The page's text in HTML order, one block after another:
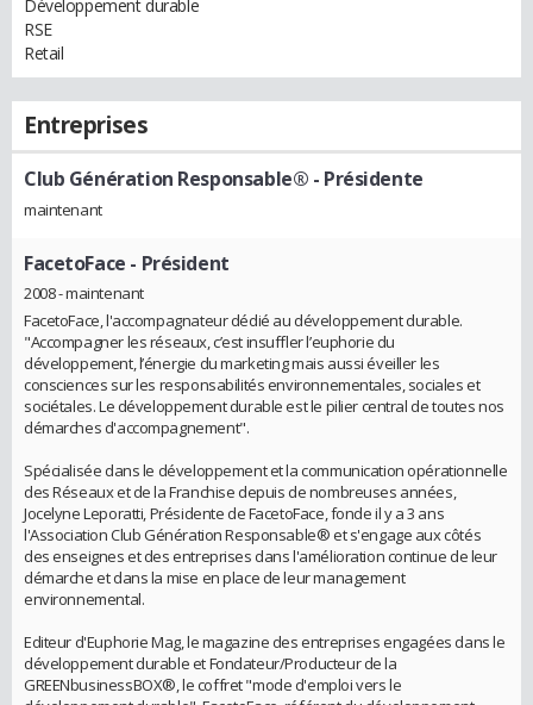
Développement durable
RSE
Retail
Entreprises
Club Génération Responsable® - Présidente
maintenant
FacetoFace - Président
2008 - maintenant
FacetoFace, l'accompagnateur dédié au développement durable.
"Accompagner les réseaux, c’est insuffler l’euphorie du
développement, l’énergie du marketing mais aussi éveiller les
consciences sur les responsabilités environnementales, sociales et
sociétales. Le développement durable est le pilier central de toutes nos
démarches d'accompagnement".
Spécialisée dans le développement et la communication opérationnelle
des Réseaux et de la Franchise depuis de nombreuses années,
Jocelyne Leporatti, Présidente de FacetoFace, fonde il y a 3 ans
l'Association Club Génération Responsable® et s'engage aux côtés
des enseignes et des entreprises dans l'amélioration continue de leur
démarche et dans la mise en place de leur management
environnemental.
Editeur d'Euphorie Mag, le magazine des entreprises engagées dans le
développement durable et Fondateur/Producteur de la
GREENbusinessBOX®, le coffret "mode d'emploi vers le